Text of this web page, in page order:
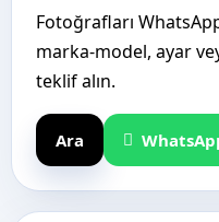
Fotoğrafları
marka-model, ayar
teklif alın.
Ara